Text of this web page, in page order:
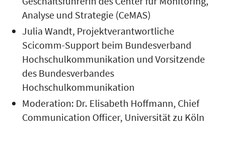
Analyse und Strategie (CeMAS)
Julia Wandt, Projektverantwortliche
Scicomm-Support beim Bundesverband
Hochschulkommunikation und Vorsitzende
des Bundesverbandes
Hochschulkommunikation
Moderation: Dr. Elisabeth Hoffmann, Chief
Communication Officer, Universität zu Köln